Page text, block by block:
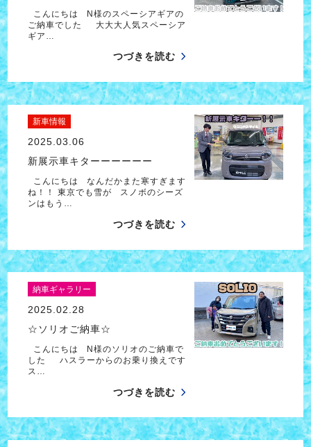
こんにちは N様のスペーシアギアの
ご納車でした 大大大人気スペーシア
ギア…
つづきを読む
新車情報
2025.03.06
新展示車キターーーーーー
こんにちは なんだかまた寒すぎます
ね！！ 東京でも雪が スノボのシーズ
ンはもう…
つづきを読む
納車ギャラリー
2025.02.28
☆ソリオご納車☆
こんにちは N様のソリオのご納車で
した ハスラーからのお乗り換えです
ス…
つづきを読む